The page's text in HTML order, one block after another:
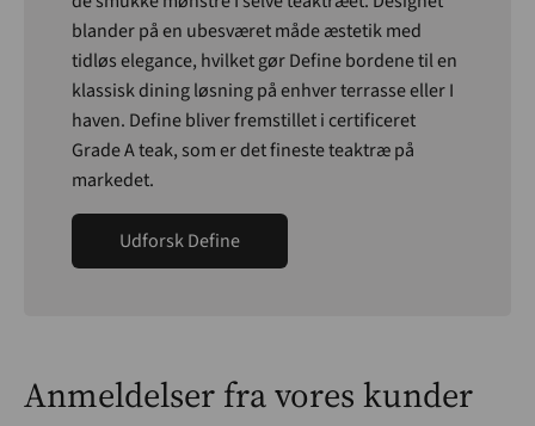
blander på en ubesværet måde æstetik med
tidløs elegance, hvilket gør Define bordene til en
klassisk dining løsning på enhver terrasse eller I
haven. Define bliver fremstillet i certificeret
Grade A teak, som er det fineste teaktræ på
markedet.
Udforsk Define
Anmeldelser fra vores kunder